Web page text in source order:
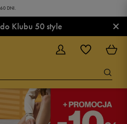
DNI.
Klubu 50 style ×